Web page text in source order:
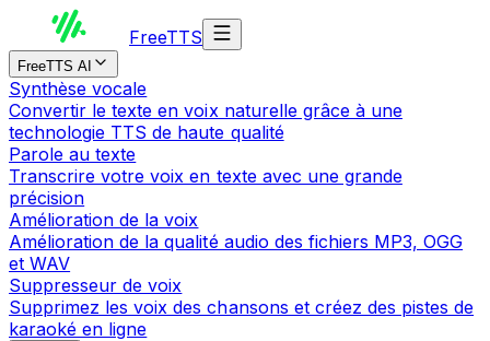
FreeTTS
FreeTTS AI
Synthèse vocale
Convertir le texte en voix naturelle grâce à une
technologie TTS de haute qualité
Parole au texte
Transcrire votre voix en texte avec une grande
précision
Amélioration de la voix
Amélioration de la qualité audio des fichiers MP3, OGG
et WAV
Suppresseur de voix
Supprimez les voix des chansons et créez des pistes de
karaoké en ligne